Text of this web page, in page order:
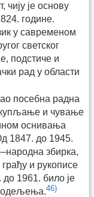
чију је основу
године.
у савременом
светског
подстиче и
рад у области
посебна радна
и чување
оснивања
1847. до 1945.
збирка,
и рукописе
1961. било је
одељења.46)